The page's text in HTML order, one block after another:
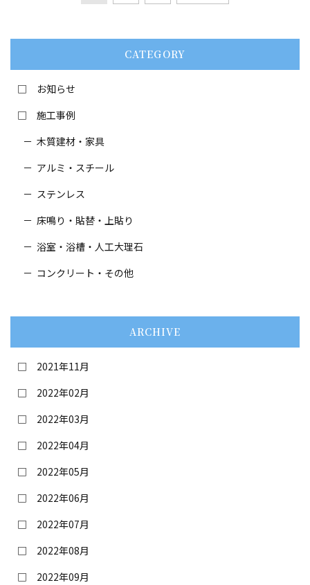
CATEGORY
お知らせ
施工事例
木質建材・家具
アルミ・スチール
ステンレス
床鳴り・貼替・ 上貼り
浴室・浴槽・人工大理石
コンクリート・その他
ARCHIVE
2021年11月
2022年02月
2022年03月
2022年04月
2022年05月
2022年06月
2022年07月
2022年08月
2022年09月